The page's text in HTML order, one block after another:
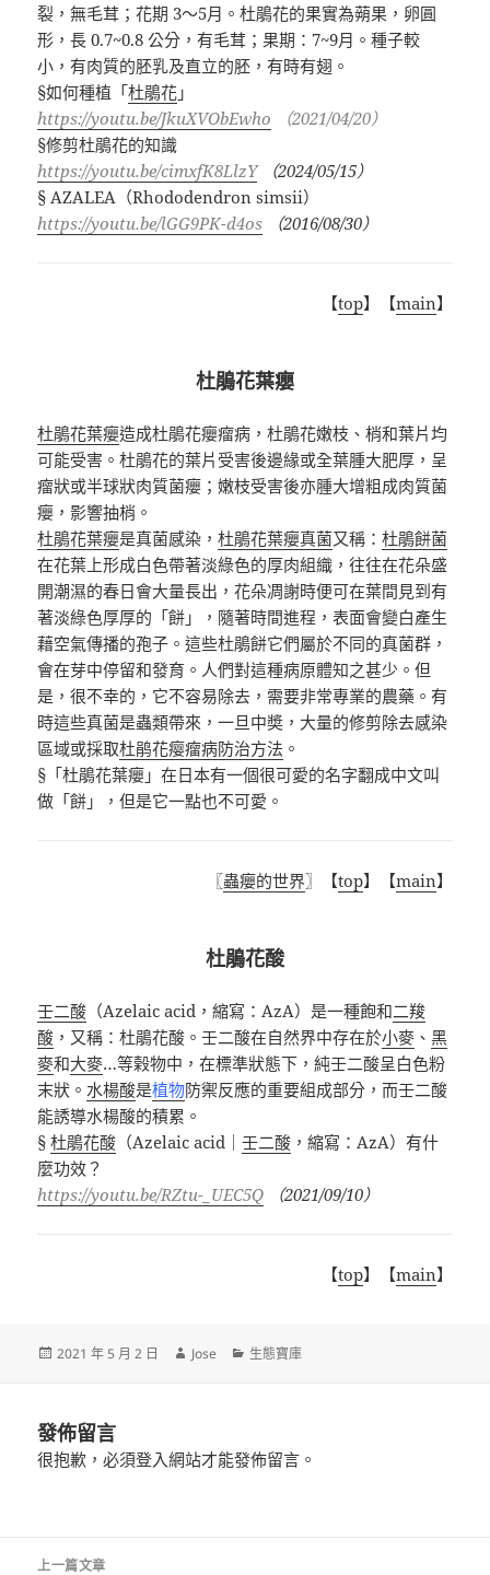
裂，無毛茸；花期 3～5月。杜鵑花的果實為蒴果，卵圓
形，長 0.7~0.8公分，有毛茸；果期： 7~9月。種子較
小，有肉質的胚乳及直立的胚，有時有翅。
§如何種植「杜鵑花 」
https://youtu.be/JkuXVObEwho
（2021/04/20）
§修剪杜鵑花的知識
https://youtu.be/cimxfK8LlzY
（2024/05/15）
§ AZALEA （Rhododendron simsii）
https://youtu.be/lGG9PK-d4os
（2016/08/30）
【top】【main】
杜鵑花葉癭
杜鵑花葉癭造成杜鵑花癭瘤病，杜鵑花嫩枝 、梢和葉片均
可能受害。杜鵑花的葉片受害後邊緣或全葉腫大肥厚，呈
瘤狀或半球狀肉質菌癭；嫩枝受害後亦腫大增粗成肉質菌
癭，影響抽梢。
杜鵑花葉癭是真菌感染，杜鵑花葉癭真菌又稱：杜鵑餅菌
在花葉上形成白色帶著淡綠色的厚肉組織，往往在花朵盛
開潮濕的春日會大量長出，花朵凋謝時便可在葉間見到有
著淡綠色厚厚的「餅」，隨著時間進程，表面會變白產生
藉空氣傳播的孢子。這些杜鵑餅它們屬於不同的真菌群，
會在芽中停留和發育。人們對這種病原體知之甚少。但
是，很不幸的，它不容易除去，需要非常專業的農藥。有
時這些真菌是蟲類帶來，一旦中奬，大量的修剪除去感染
區域或採取杜鹃花瘿瘤病防治方法 。
§「杜鵑花葉癭 」在日本有一個很可愛的名字翻成中文叫
做「餅」，但是它一點也不可愛。
〖蟲癭的世界〗【top】【main】
杜鵑花酸
壬二酸 （Azelaic acid ，縮寫：AzA）是一種飽和二羧
酸 ，又稱：杜鵑花酸。壬二酸在自然界中存在於小麥 、黑
麥和大麥…等榖物中，在標準狀態下，純壬二酸呈白色粉
末狀。 水楊酸是植物防禦反應的重要組成部分，而壬二酸
能誘導水楊酸的積累。
§杜鵑花酸 （Azelaic acid ｜壬二酸 ，縮寫： AzA）有什
麼功效？
https://youtu.be/RZtu-_UEC5Q
（2021/09/10）
【top】【main】
發
2021 年 5 月 2 日
作
Jose
分
生態寶庫
發佈留言
很抱歉，必須登入網站才能發佈留言。
上一篇文章